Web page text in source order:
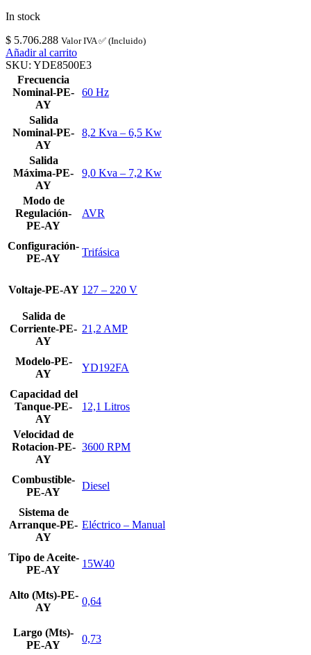
In stock
$ 5.706.288 Valor IVA ✅ (Incluido)
Añadir al carrito
SKU: YDE8500E3
Frecuencia
Nominal-PE-
AY
60 Hz
Salida
Nominal-PE-
AY
8,2 Kva – 6,5 Kw
Salida
Máxima-PE-
AY
9,0 Kva – 7,2 Kw
Modo de
Regulación-
PE-AY
AVR
Configuración-
PE-AY
Trifásica
Voltaje-PE-AY 127 – 220 V
Salida de
Corriente-PE-
AY
21,2 AMP
Modelo-PE-
AY
YD192FA
Capacidad del
Tanque-PE-
AY
12,1 Litros
Velocidad de
Rotacion-PE-
AY
3600 RPM
Combustible-
PE-AY
Diesel
Sistema de
Arranque-PE-
AY
Eléctrico – Manual
Tipo de Aceite-
PE-AY
15W40
Alto (Mts)-PE-
AY
0,64
Largo (Mts)-
PE-AY
0,73